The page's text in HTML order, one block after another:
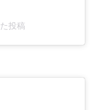
投稿